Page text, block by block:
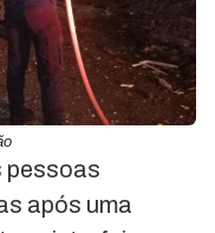
pessoas
após uma